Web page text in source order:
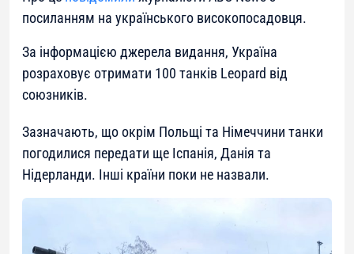
посиланням на українського високопосадовця.
За інформацією джерела видання, Україна
розраховує отримати 100 танків Leopard від
союзників.
Зазначають, що окрім Польщі та Німеччини танки
погодилися передати ще Іспанія, Данія та
Нідерланди. Інші країни поки не назвали.